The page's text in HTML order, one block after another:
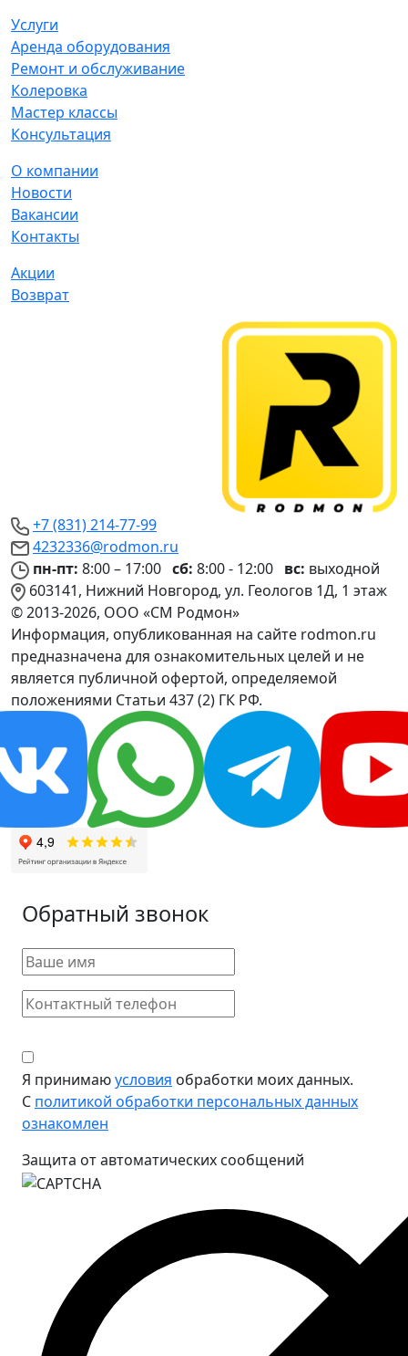
Услуги
Аренда оборудования
Ремонт и обслуживание
Колеровка
Мастер классы
Консультация
О компании
Новости
Вакансии
Контакты
Акции
Возврат
+7 (831) 214-77-99
4232336@rodmon.ru
пн-пт: 8:00 – 17:00 сб: 8:00 - 12:00 вс: выходной
603141, Нижний Новгород, ул. Геологов 1Д, 1 этаж
© 2013-2026, ООО «СМ Родмон»
Информация, опубликованная на сайте rodmon.ru
предназначена для ознакомительных целей и не
является публичной офертой, определяемой
положениями Статьи 437 (2) ГК РФ.
Обратный звонок
Я принимаюусловия обработки моих данных.
С политикой обработки персональных данных
ознакомлен
Защита от автоматических сообщений